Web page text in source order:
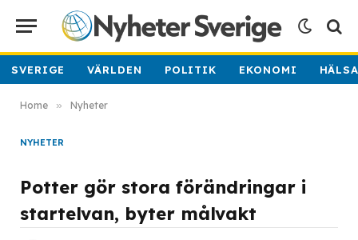
SVERIGE VÄRLDEN POLITIK EKONOMI
Home » Nyheter
NYHETER
Potter gör stora förändringar i
startelvan, byter målvakt